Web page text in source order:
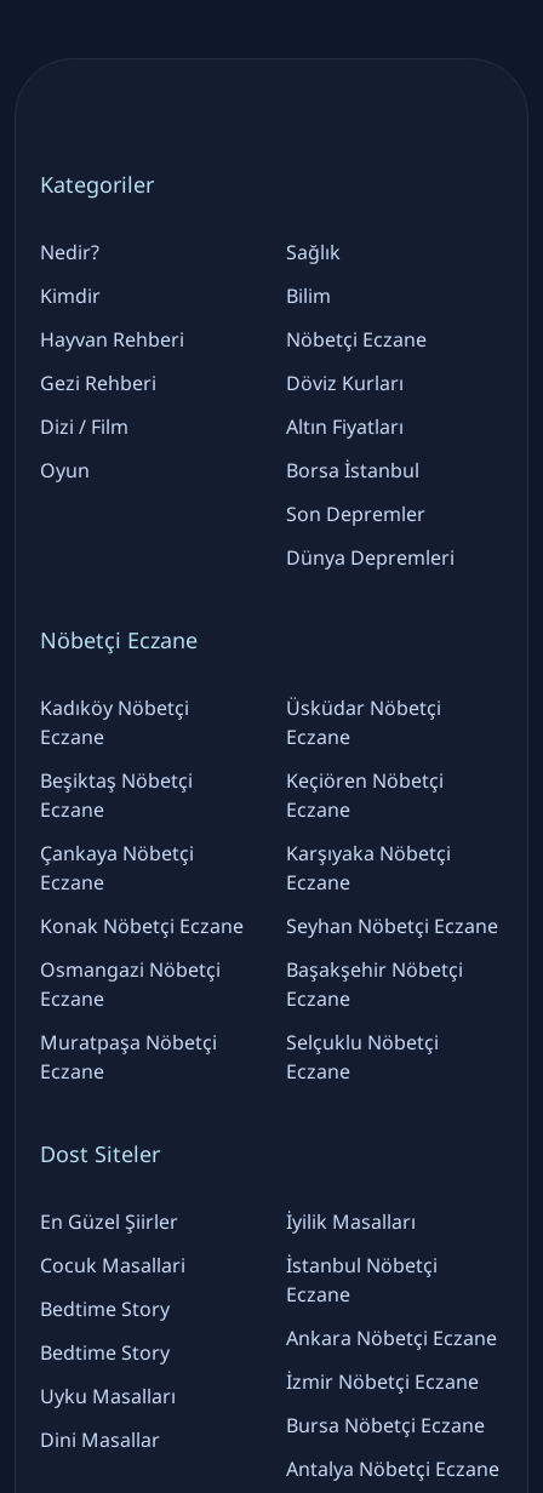
Kategoriler
Nedir?
Kimdir
Hayvan Rehberi
Gezi Rehberi
Dizi / Film
Oyun
Sağlık
Bilim
Nöbetçi Eczane
Döviz Kurları
Altın Fiyatları
Borsa İstanbul
Son Depremler
Dünya Depremleri
Nöbetçi Eczane
Kadıköy Nöbetçi
Eczane
Beşiktaş Nöbetçi
Eczane
Çankaya Nöbetçi
Eczane
Konak Nöbetçi Eczane
Osmangazi Nöbetçi
Eczane
Muratpaşa Nöbetçi
Eczane
Üsküdar Nöbetçi
Eczane
Keçiören Nöbetçi
Eczane
Karşıyaka Nöbetçi
Eczane
Seyhan Nöbetçi Eczane
Başakşehir Nöbetçi
Eczane
Selçuklu Nöbetçi
Eczane
Dost Siteler
En Güzel Şiirler
Cocuk Masallari
Bedtime Story
Bedtime Story
Uyku Masalları
Dini Masallar
İyilik Masalları
İstanbul Nöbetçi
Eczane
Ankara Nöbetçi Eczane
İzmir Nöbetçi Eczane
Bursa Nöbetçi Eczane
Antalya Nöbetçi Eczane